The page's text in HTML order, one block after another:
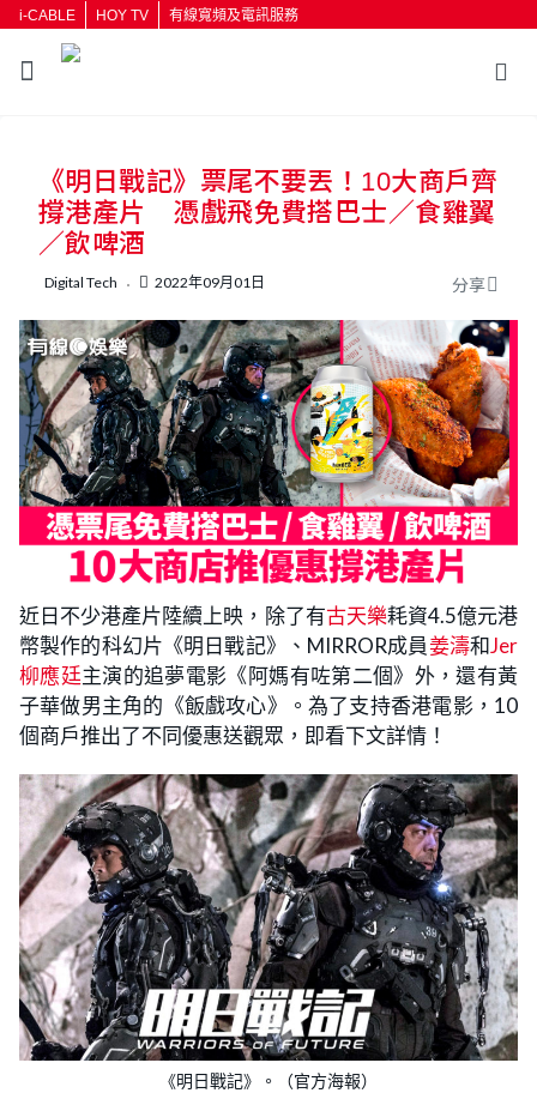
i-CABLE HOY TV 有線寬頻及電訊服務
按輸入鍵開始搜尋
《明日戰記》票尾不要丟！10大商戶齊
撐港產片 憑戲飛免費搭巴士／食雞翼
／飲啤酒
Digital Tech 2022年09月01日 分享
近日不少港產片陸續上映，除了有古天樂耗資4.5億元港
幣製作的科幻片《明日戰記》、MIRROR成員姜濤和Jer
柳應廷主演的追夢電影《阿媽有咗第二個》外，還有黃
子華做男主角的《飯戲攻心》。為了支持香港電影，10
個商戶推出了不同優惠送觀眾，即看下文詳情！
《明日戰記》。（官方海報）